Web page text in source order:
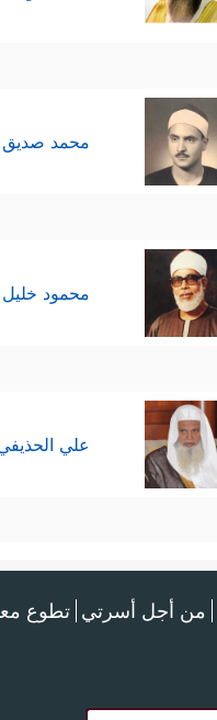
محمد صديق
محمود
علي
من أجل أسرتي تطوع